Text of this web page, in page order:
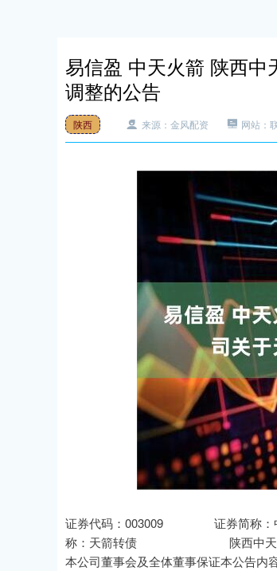
易信盈 中天火箭 陕西中
调整的公告
陕西 来源：金风配资 网站：
证券代码：003009 证券简称
称：天箭转债 陕西中天火
本公司董事会及全体董事保证本公告
深证成指